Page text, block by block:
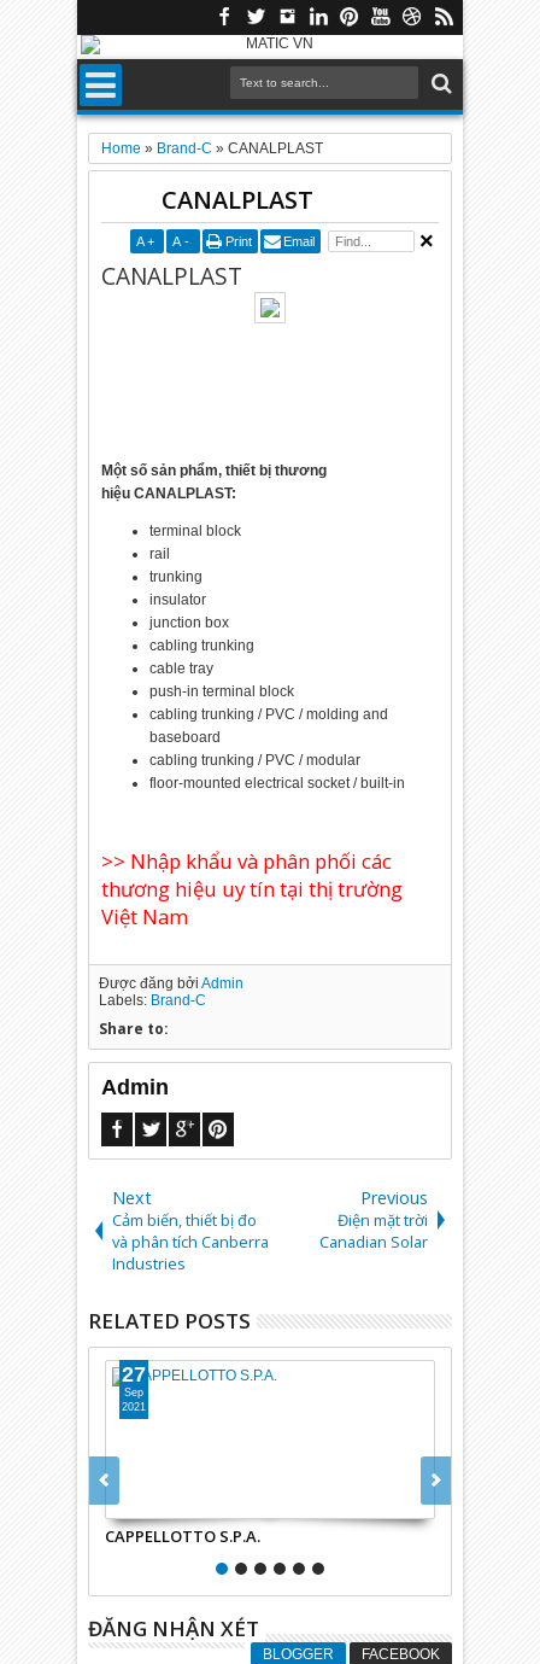
Home » Brand-C »CANALPLAST
CANALPLAST
A + A - Print Email
CANALPLAST
Một số sản phẩm, thiết bị thương
hiệu CANALPLAST:
terminal block
rail
trunking
insulator
junction box
cabling trunking
cable tray
push-in terminal block
cabling trunking / PVC / molding and
baseboard
cabling trunking / PVC / modular
floor-mounted electrical socket / built-in
>> Nhập khẩu và phân phối các
thương hiệu uy tín tại thị trường
Việt Nam
Được đăng bởiAdmin
Labels: Brand-C
Share to:
Admin
Next
Cảm biến, thiết bị đo
và phân tích Canberra
Industries
Previous
Điện mặt trời
Canadian Solar
RELATED POSTS
CAPPELLOTTO S.P.A.
27
Sep
2021
ĐĂNG NHẬN XÉT
BLOGGER FACEBOOK